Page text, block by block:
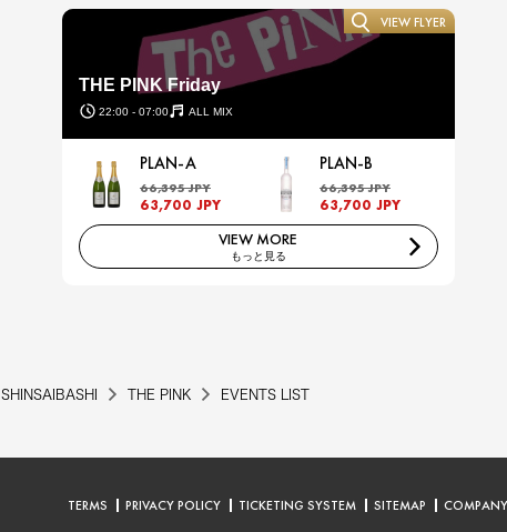
THE PINK Friday
22:00 - 07:00 ALL MIX
VIEW FLYER
PLAN-A
66,395 JPY
63,700 JPY
PLAN-B
66,395 JPY
63,700 JPY
VIEW MORE
もっと見る
SHINSAIBASHI THE PINK EVENTS LIST
TERMS PRIVACY POLICY TICKETING SYSTEM SITEMAP COMPANY